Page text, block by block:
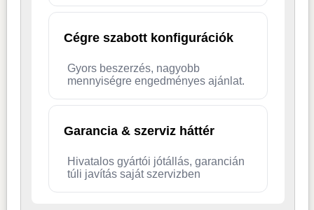
Cégre szabott konfigurációk
Gyors beszerzés, nagyobb
mennyiségre engedményes ajánlat.
Garancia & szerviz háttér
Hivatalos gyártói jótállás, garancián
túli javítás saját szervizben